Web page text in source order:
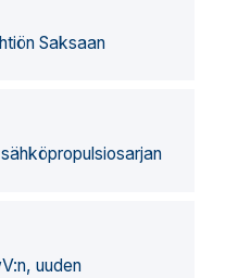
Saksaan
uuden